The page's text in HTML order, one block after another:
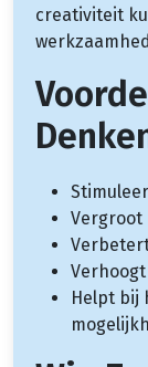
creativiteit
Vergroot
Helpt bij